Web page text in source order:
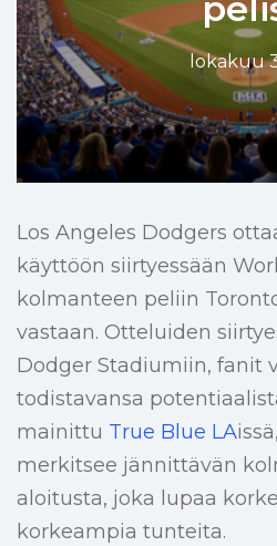
lokakuu
Los Angeles Dodgers
käyttöön siirtyessään
kolmanteen peliin
vastaan. Otteluiden
Dodger Stadiumiin, fanit
todistavansa
mainittu True Blue LA
merkitsee jännittävän
aloitusta, joka lupaa
korkeampia tunteita.